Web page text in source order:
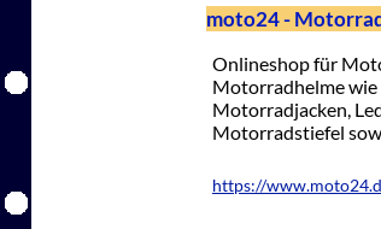
moto24 -
Onlineshop für
Motorradhelme wie
Motorradjacken,
Motorradstiefel
https://